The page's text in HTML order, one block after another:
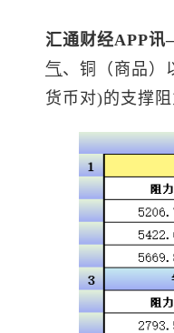
汇通财经APP
气、铜（商品）
货币对)的支撑阻